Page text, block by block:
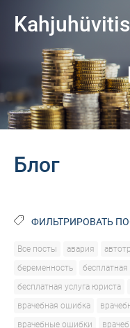
Блог
ФИЛЬТРИРОВАТЬ
Все посты авария
беременность
бесплатная услуга юриста
врачебная ошибка
врачебные ошибки